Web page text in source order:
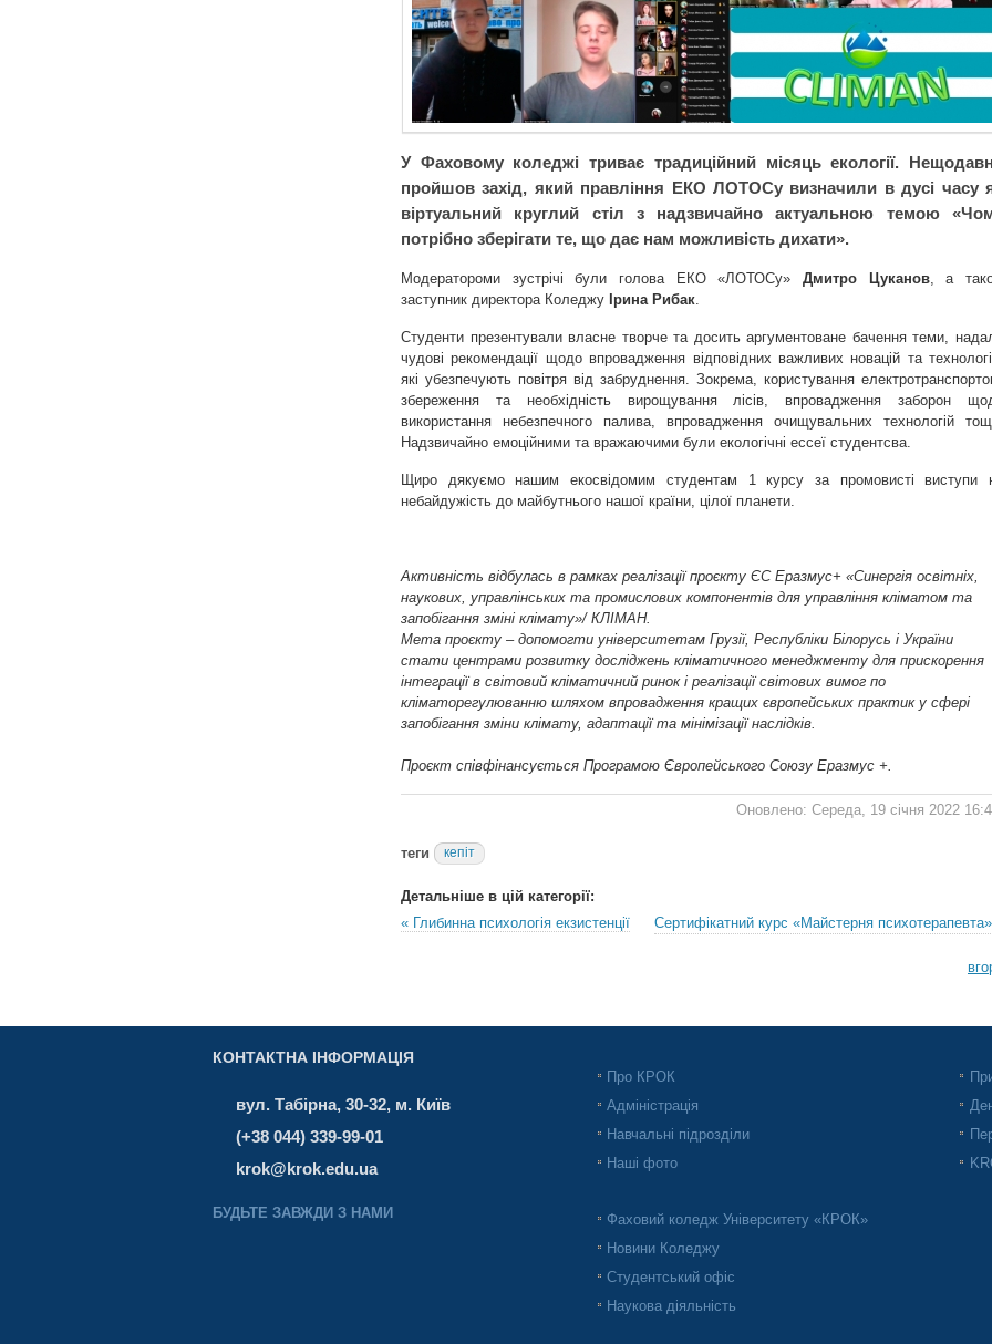
У Фаховому коледжі триває традиційний місяць екології.
пройшов захід, який правління ЕКО ЛОТОСу визначили в дусі часу
віртуальний круглий стіл з надзвичайно актуальною темою
потрібно зберігати те, що дає нам можливість дихати».
Модератороми зустрічі були голова ЕКО «ЛОТОСу» Дмитро Цуканов, а
заступник директора Коледжу Ірина Рибак.
Студенти презентували власне творче та досить аргументоване бачення теми,
чудові рекомендації щодо впровадження відповідних важливих новацій та
які убезпечують повітря від забруднення. Зокрема, користування
збереження та необхідність вирощування лісів, впровадження заборон
використання небезпечного палива, впровадження очищувальних технологій
Надзвичайно емоційними та вражаючими були екологічні ессеї студентсва.
Щиро дякуємо нашим екосвідомим студентам 1 курсу за промовисті виступи
небайдужість до майбутнього нашої країни, цілої планети.
Активність відбулась в рамках реалізації проєкту ЄС Еразмус+ «Синергія освітніх,
наукових, управлінських та промислових компонентів для управління кліматом та
запобігання зміні клімату»/ КЛІМАН.
Мета проєкту – допомогти університетам Грузії, Республіки Білорусь і України
стати центрами розвитку досліджень кліматичного менеджменту для прискорення
інтеграції в світовий кліматичний ринок і реалізації світових вимог по
кліматорегулюванню шляхом впровадження кращих європейських практик у сфері
запобігання зміни клімату, адаптації та мінімізації наслідків.
Проєкт співфінансується Програмою Європейського Союзу Еразмус +.
Оновлено: Середа, 19 січня 2022
теги кепіт
Детальніше в цій категорії:
« Глибинна психологія екзистенції
Сертифікатний курс «Майстерня
КОНТАКТНА ІНФОРМАЦІЯ
вул. Табірна, 30-32, м. Київ
(+38 044) 339-99-01
krok@krok.edu.ua
БУДЬТЕ ЗАВЖДИ З НАМИ
Про КРОК
Адміністрація
Навчальні підрозділи
Наші фото
Фаховий коледж Університету «КРОК»
Новини Коледжу
Студентський офіс
Наукова діяльність